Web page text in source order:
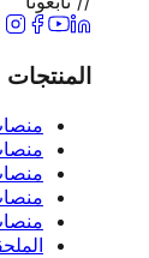
المنتجات